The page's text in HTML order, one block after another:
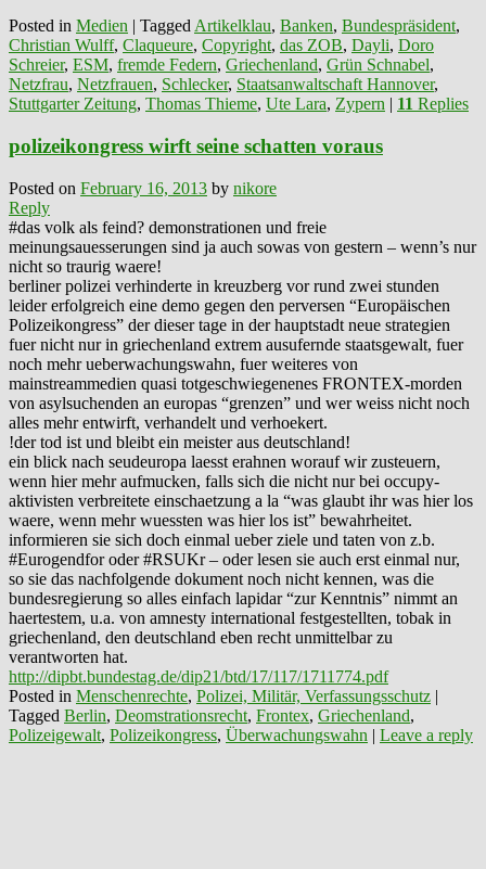
Posted in Medien | Tagged Artikelklau, Banken, Bundespräsident,
Christian Wulff, Claqueure, Copyright, das ZOB, Dayli, Doro
Schreier, ESM, fremde Federn, Griechenland, Grün Schnabel,
Netzfrau, Netzfrauen, Schlecker, Staatsanwaltschaft Hannover,
Stuttgarter Zeitung, Thomas Thieme, Ute Lara, Zypern | 11 Replies
polizeikongress wirft seine schatten voraus
Posted on February 16, 2013 by nikore
Reply
#das volk als feind? demonstrationen und freie
meinungsauesserungen sind ja auch sowas von gestern – wenn’s nur
nicht so traurig waere!
berliner polizei verhinderte in kreuzberg vor rund zwei stunden
leider erfolgreich eine demo gegen den perversen “Europäischen
Polizeikongress” der dieser tage in der hauptstadt neue strategien
fuer nicht nur in griechenland extrem ausufernde staatsgewalt, fuer
noch mehr ueberwachungswahn, fuer weiteres von
mainstreammedien quasi totgeschwiegenenes FRONTEX-morden
von asylsuchenden an europas “grenzen” und wer weiss nicht noch
alles mehr entwirft, verhandelt und verhoekert.
!der tod ist und bleibt ein meister aus deutschland!
ein blick nach seudeuropa laesst erahnen worauf wir zusteuern,
wenn hier mehr aufmucken, falls sich die nicht nur bei occupy-
aktivisten verbreitete einschaetzung a la “was glaubt ihr was hier los
waere, wenn mehr wuessten was hier los ist” bewahrheitet.
informieren sie sich doch einmal ueber ziele und taten von z.b.
#Eurogendfor oder #RSUKr – oder lesen sie auch erst einmal nur,
so sie das nachfolgende dokument noch nicht kennen, was die
bundesregierung so alles einfach lapidar “zur Kenntnis” nimmt an
haertestem, u.a. von amnesty international festgestellten, tobak in
griechenland, den deutschland eben recht unmittelbar zu
verantworten hat.
http://dipbt.bundestag.de/dip21/btd/17/117/1711774.pdf
Posted in Menschenrechte, Polizei, Militär, Verfassungsschutz |
Tagged Berlin, Deomstrationsrecht, Frontex, Griechenland,
Polizeigewalt, Polizeikongress, Überwachungswahn | Leave a reply